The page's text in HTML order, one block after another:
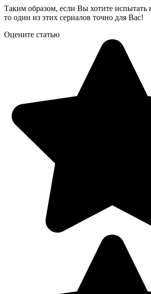
Таким образом, если Вы хотите испытать
то один из этих сериалов точно для Вас!
Оцените статью